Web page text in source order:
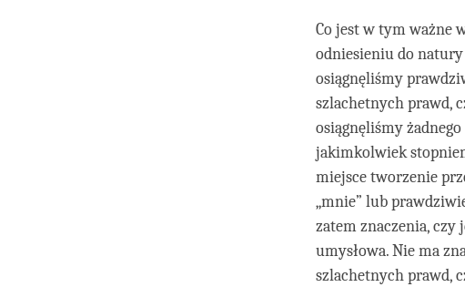
Co jest w tym ważne
odniesieniu do natury
osiągnęliśmy
szlachetnych prawd,
osiągnęliśmy
jakimkolwiek
miejsce tworzenie
„mnie” lub
zatem znaczenia, czy
umysłowa. Nie ma
szlachetnych prawd,